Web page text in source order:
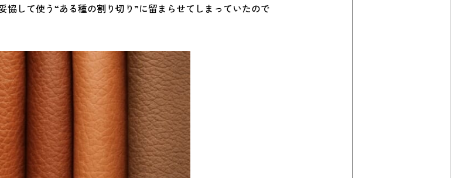
協して使う“ある種の割り切り”に留まらせてしまっていたので